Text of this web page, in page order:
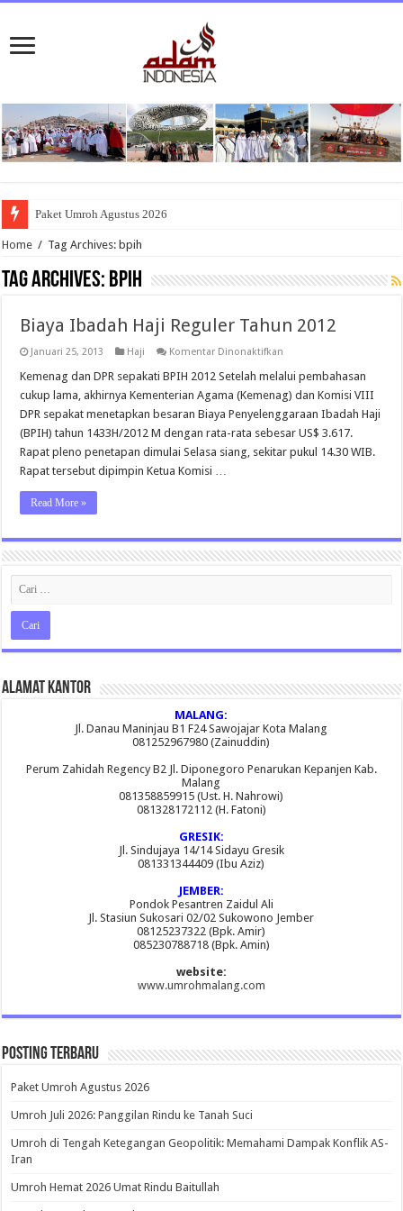
Paket Umroh Agustus 2026
Home / Tag Archives: bpih
Tag Archives: bpih
Biaya Ibadah Haji Reguler Tahun 2012
Januari 25, 2013 Haji Komentar Dinonaktifkan
Ibadah
Haji
Reguler
Tahun
2012
Kemenag dan DPR sepakati BPIH 2012 Setelah melalui pembahasan
cukup lama, akhirnya Kementerian Agama (Kemenag) dan Komisi VIII
DPR sepakat menetapkan besaran Biaya Penyelenggaraan Ibadah Haji
(BPIH) tahun 1433H/2012 M dengan rata-rata sebesar US$ 3.617.
Rapat pleno penetapan dimulai Selasa siang, sekitar pukul 14.30 WIB.
Rapat tersebut dipimpin Ketua Komisi …
Read More »
Alamat Kantor
MALANG:
Jl. Danau Maninjau B1 F24 Sawojajar Kota Malang
081252967980 (Zainuddin)
Perum Zahidah Regency B2 Jl. Diponegoro Penarukan Kepanjen Kab.
Malang
081358859915 (Ust. H. Nahrowi)
081328172112 (H. Fatoni)
GRESIK:
Jl. Sindujaya 14/14 Sidayu Gresik
081331344409 (Ibu Aziz)
JEMBER:
Pondok Pesantren Zaidul Ali
Jl. Stasiun Sukosari 02/02 Sukowono Jember
08125237322 (Bpk. Amir)
085230788718 (Bpk. Amin)
website:
www.umrohmalang.com
Posting Terbaru
Paket Umroh Agustus 2026
Umroh Juli 2026: Panggilan Rindu ke Tanah Suci
Umroh di Tengah Ketegangan Geopolitik: Memahami Dampak Konflik AS-
Iran
Umroh Hemat 2026 Umat Rindu Baitullah